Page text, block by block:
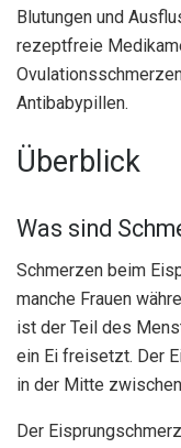
Blutungen und
rezeptfreie
Antibabypillen.
Überblick
Was sind
Schmerzen beim
manche Frauen
ist der Teil des
ein Ei freisetzt. Der
in der Mitte
Der